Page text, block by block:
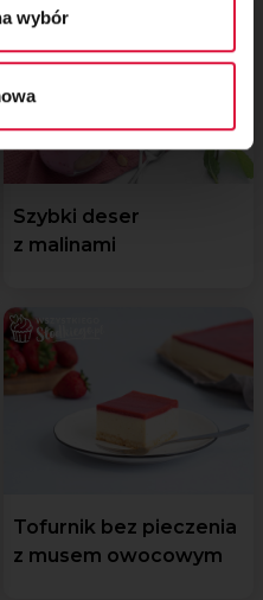
wybór
Szybki deser
z malinami
Tofurnik bez pieczenia
z musem owocowym